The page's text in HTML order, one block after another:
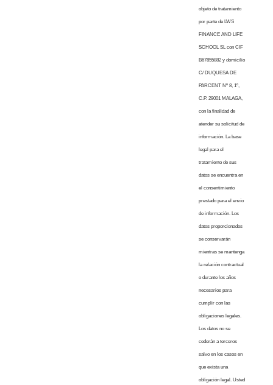
objeto de tratamiento
por parte de LWS
FINANCE AND LIFE
SCHOOL SL con CIF
B67855882 y domicilio
C/ DUQUESA DE
PARCENT Nº 8, 1º,
C.P. 29001 MALAGA,
con la finalidad de
atender su solicitud de
información. La base
legal para el
tratamiento de sus
datos se encuentra en
el consentimiento
prestado para el envío
de información. Los
datos proporcionados
se conservarán
mientras se mantenga
la relación contractual
o durante los años
necesarios para
cumplir con las
obligaciones legales.
Los datos no se
cederán a terceros
salvo en los casos en
que exista una
obligación legal. Usted